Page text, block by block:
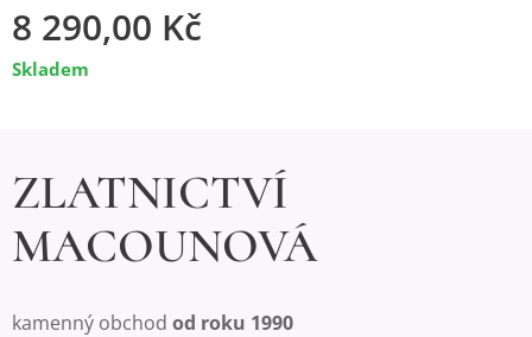
8 290,00 Kč
Skladem
ZLATNICTVÍ
MACOUNOVÁ
kamenný obchod od roku 1990